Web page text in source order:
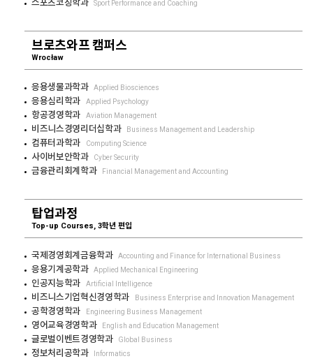
스포츠코칭학과 Sport Performance and Coaching
브로츠와프 캠퍼스
Wrocław
응용생물과학과 Applied Biosciences
응용심리학과 Applied Psychology
항공경영학과 Aviation Management
비즈니스경영리더십학과 Business Management and Leadership
컴퓨터과학과 Computing Science
사이버보안학과 Cyber Security
금융관리회계학과 Financial Management and Accounting
탑업과정
Top-up Courses, 3학년 편입
국제경영회계금융학과 Accounting and Finance for International Business
응용기계공학과 Applied Mechanical Engineering
인공지능학과 Artificial Intelligence
비즈니스기업혁신경영학과 Business Enterprise and Innovation Management
공학경영학과 Engineering Business Management
영어교육경영학과 English and Education Management
글로벌이벤트경영학과 Global Business
정보처리공학과 Informatics